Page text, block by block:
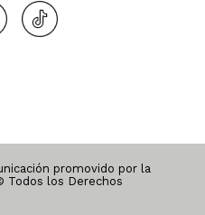
promovido por la
Todos los Derechos